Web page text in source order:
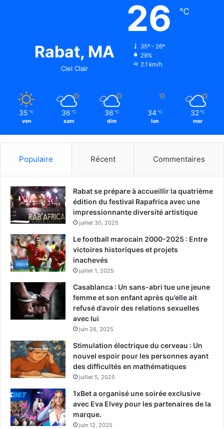
Rabat, MA
Ciel Clair
26 ℃
35º - 26º
29%
2.1 km/h
35 ℃
ven
36 ℃
sam
36 ℃
dim
34 ℃
lun
32 ℃
mar
Populaire Récent Commentaires
Rabat se prépare à accueillir la quatrième
édition du festival Rapafrica avec une
impressionnante diversité artistique
juillet 30, 2025
Le football marocain 2000-2025 : Entre
victoires historiques et projets
inachevés
juillet 1, 2025
Casablanca : Un sans-abri tue une jeune
femme et son enfant après qu’elle ait
refusé d’avoir des relations sexuelles
avec lui
juin 26, 2025
Stimulation électrique du cerveau : Un
nouvel espoir pour les personnes ayant
des difficultés en mathématiques
juillet 5, 2025
1xBet a organisé une soirée exclusive
avec Eva Elvey pour les partenaires de la
marque.
juin 12, 2025